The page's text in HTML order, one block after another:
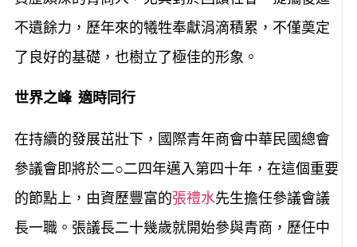
不遺餘力，歷年來的犧牲奉獻涓滴積累，不僅奠定
了良好的基礎，也樹立了極佳的形象。
世界之峰 適時同行
在持續的發展茁壯下，國際青年商會中華民國總會
參議會即將於二○二四年邁入第四十年，在這個重要
的節點上，由資歷豐富的張禮水先生擔任參議會議
長一職。張議長二十幾歲就開始參與青商，歷任中